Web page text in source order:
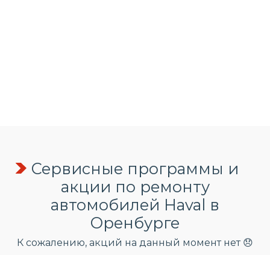
Сервисные программы и
акции по ремонту
автомобилей Haval в
Оренбурге
К сожалению, акций на данный момент нет 😞